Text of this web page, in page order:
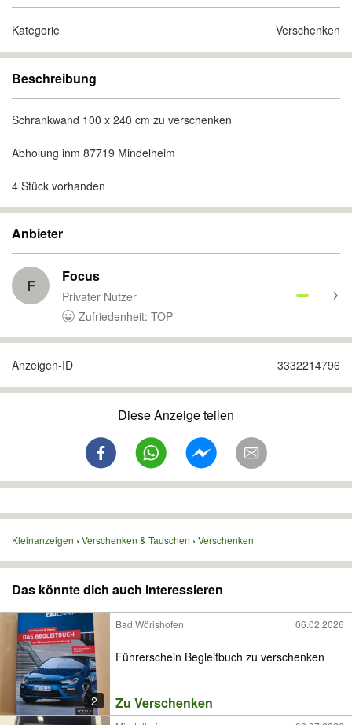
Kategorie Verschenken
Beschreibung
Schrankwand 100 x 240 cm zu verschenken
Abholung inm 87719 Mindelheim
4 Stück vorhanden
Anbieter
F Focus
Privater Nutzer
Zufriedenheit: TOP
Anzeigen-ID 3332214796
Diese Anzeige teilen
Kleinanzeigen Verschenken & Tauschen Verschenken
Das könnte dich auch interessieren
2
Bad Wörishofen 06.02.2026
Führerschein Begleitbuch zu verschenken
Zu Verschenken